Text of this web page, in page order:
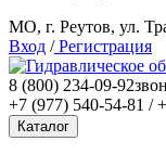
МО, г. Реутов, ул.
Вход /Регистрация
8 (800) 234-09-92
+7 (977) 540-54-81 /
Каталог